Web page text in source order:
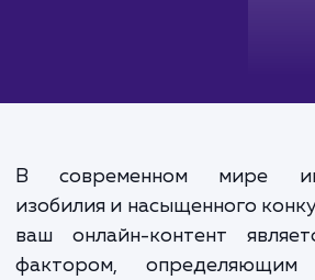
В современном мире